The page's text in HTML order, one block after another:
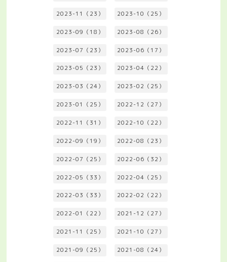
2023-11（23） 2023-10（25）
2023-09（18） 2023-08（26）
2023-07（23） 2023-06（17）
2023-05（23） 2023-04（22）
2023-03（24） 2023-02（25）
2023-01（25） 2022-12（27）
2022-11（31） 2022-10（22）
2022-09（19） 2022-08（23）
2022-07（25） 2022-06（32）
2022-05（33） 2022-04（25）
2022-03（33） 2022-02（22）
2022-01（22） 2021-12（27）
2021-11（25） 2021-10（27）
2021-09（25） 2021-08（24）